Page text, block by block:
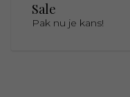
Sale
Pak nu je kans!